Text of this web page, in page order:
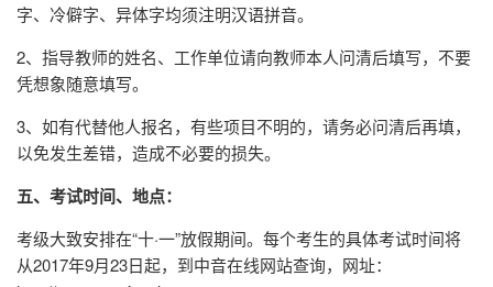
字、冷僻字、异体字均须注明汉语拼音。
2、指导教师的姓名、工作单位请向教师本人问清后填写，不要
凭想象随意填写。
3、如有代替他人报名，有些项目不明的，请务必问清后再填，
以免发生差错，造成不必要的损失。
五、考试时间、地点：
考级大致安排在“十·一”放假期间。每个考生的具体考试时间将
从2017年9月23日起，到中音在线网站查询，网址：